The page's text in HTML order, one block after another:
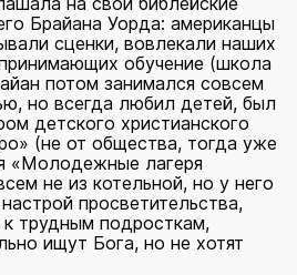
Брайана Уорда: американцы
сценки, вовлекали наших
обучение (школа
потом занимался совсем
но всегда любил детей, был
детского христианского
(не от общества, тогда уже
«Молодежные лагеря
не из котельной, но у него
просветительства,
к трудным подросткам,
ищут Бога, но не хотят